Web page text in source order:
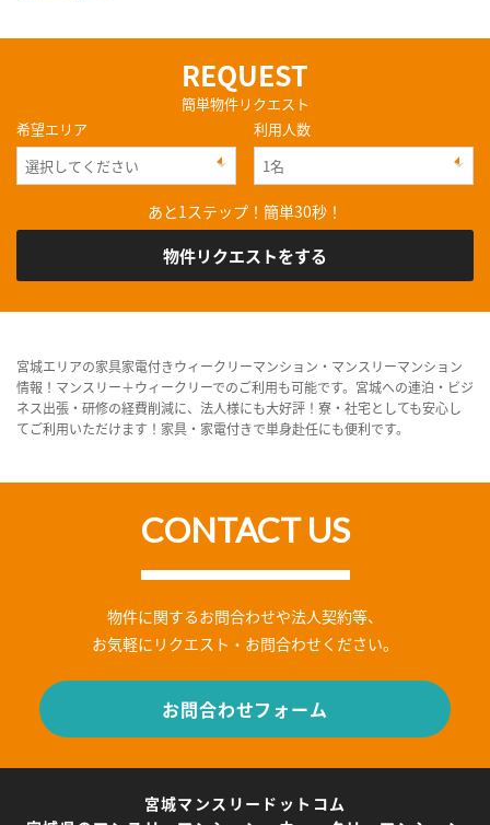
REQUEST
簡単物件リクエスト
希望エリア
利用人数
あと1ステップ！簡単30秒！
物件リクエストをする
宮城エリアの家具家電付きウィークリーマンション・マンスリーマンション
情報！マンスリー＋ウィークリーでのご利用も可能です。宮城への連泊・ビジ
ネス出張・研修の経費削減に、法人様にも大好評！寮・社宅としても安心し
てご利用いただけます！家具・家電付きで単身赴任にも便利です。
CONTACT US
物件に関するお問合わせや法人契約等、
お気軽にリクエスト・お問合わせください。
お問合わせフォーム
宮城マンスリードットコム